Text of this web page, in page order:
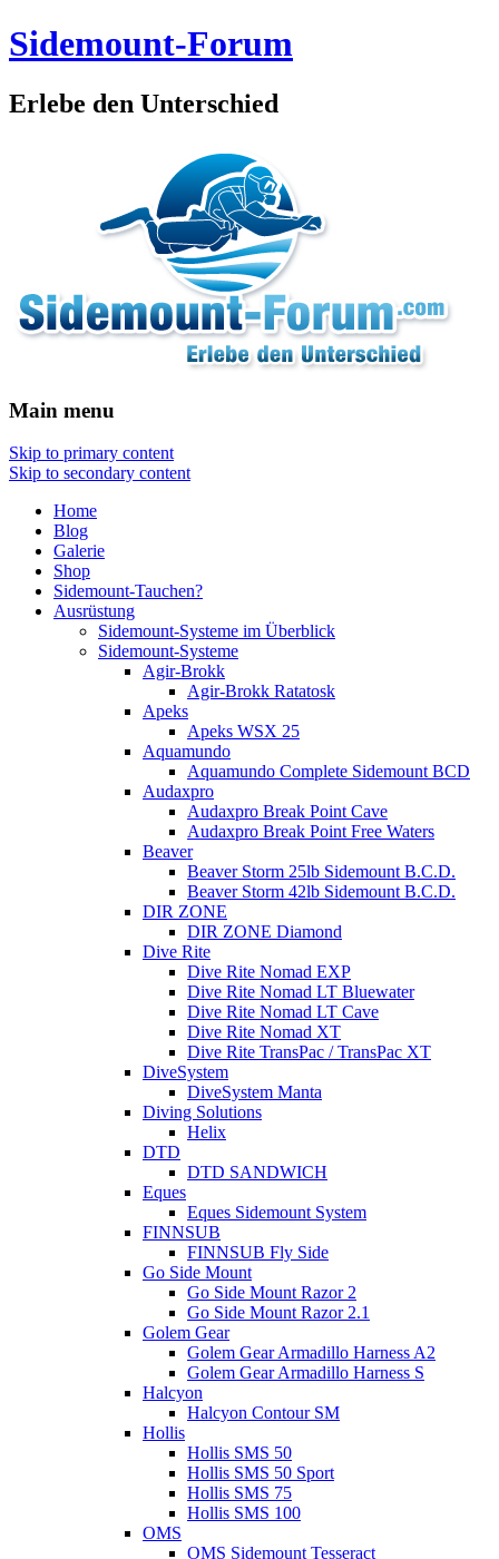
Sidemount-Forum
Erlebe den Unterschied
Main menu
Skip to primary content
Skip to secondary content
Home
Blog
Galerie
Shop
Sidemount-Tauchen?
Ausrüstung
Sidemount-Systeme im Überblick
Sidemount-Systeme
Agir-Brokk
Agir-Brokk Ratatosk
Apeks
Apeks WSX 25
Aquamundo
Aquamundo Complete Sidemount BCD
Audaxpro
Audaxpro Break Point Cave
Audaxpro Break Point Free Waters
Beaver
Beaver Storm 25lb Sidemount B.C.D.
Beaver Storm 42lb Sidemount B.C.D.
DIR ZONE
DIR ZONE Diamond
Dive Rite
Dive Rite Nomad EXP
Dive Rite Nomad LT Bluewater
Dive Rite Nomad LT Cave
Dive Rite Nomad XT
Dive Rite TransPac / TransPac XT
DiveSystem
DiveSystem Manta
Diving Solutions
Helix
DTD
DTD SANDWICH
Eques
Eques Sidemount System
FINNSUB
FINNSUB Fly Side
Go Side Mount
Go Side Mount Razor 2
Go Side Mount Razor 2.1
Golem Gear
Golem Gear Armadillo Harness A2
Golem Gear Armadillo Harness S
Halcyon
Halcyon Contour SM
Hollis
Hollis SMS 50
Hollis SMS 50 Sport
Hollis SMS 75
Hollis SMS 100
OMS
OMS Sidemount Tesseract